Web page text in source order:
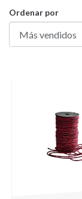
Ordenar por